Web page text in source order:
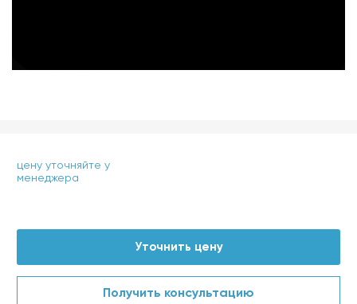
цену уточняйте у
менеджера
Уточнить цену
Получить консультацию